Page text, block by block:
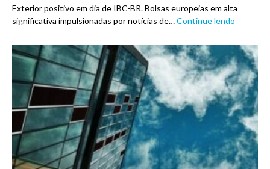
Exterior positivo em dia de IBC-BR. Bolsas europeias em alta
significativa impulsionadas por notícias de…Continue lendo